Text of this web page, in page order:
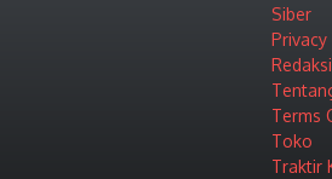
Siber
Redaksi
Terms
Toko
Traktir